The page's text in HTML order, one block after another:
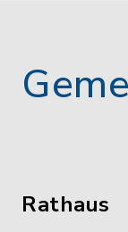
Rathaus